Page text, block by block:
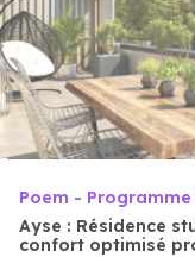
Ressources
Financer
Poem -
Ayse : Résidence
confort optimisé